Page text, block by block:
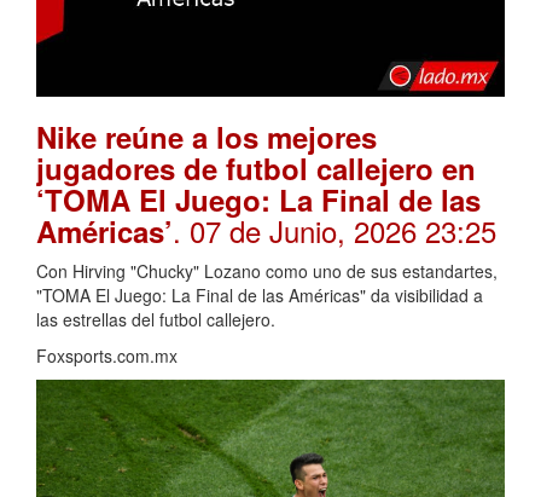
Nike reúne a los mejores
jugadores de futbol callejero en
‘TOMA El Juego: La Final de las
Américas’. 07 de Junio, 2026 23:25
Con Hirving "Chucky" Lozano como uno de sus estandartes,
"TOMA El Juego: La Final de las Américas" da visibilidad a
las estrellas del futbol callejero.
Foxsports.com.mx